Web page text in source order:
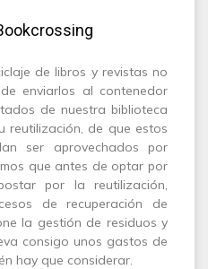
de libros y revistas no
enviarlos al contenedor
de nuestra biblioteca
reutilización, de que estos
ser aprovechados por
que antes de optar por
por la reutilización,
de recuperación de
la gestión de residuos y
consigo unos gastos de
hay que considerar.